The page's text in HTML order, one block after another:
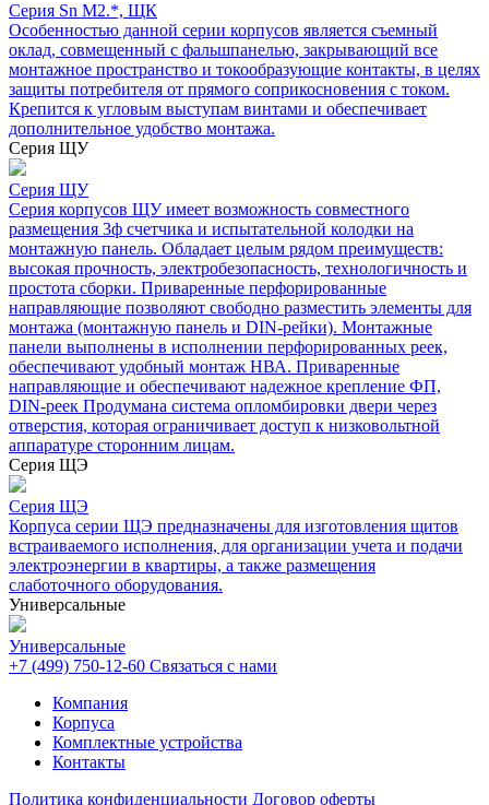
Серия Sn М2.*, ЩК
Особенностью данной серии корпусов является съемный
оклад, совмещенный с фальшпанелью, закрывающий все
монтажное пространство и токообразующие контакты, в целях
защиты потребителя от прямого соприкосновения с током.
Крепится к угловым выступам винтами и обеспечивает
дополнительное удобство монтажа.
Серия ЩУ
Серия ЩУ
Серия корпусов ЩУ имеет возможность совместного
размещения 3ф счетчика и испытательной колодки на
монтажную панель. Обладает целым рядом преимуществ:
высокая прочность, электробезопасность, технологичность и
простота сборки. Приваренные перфорированные
направляющие позволяют свободно разместить элементы для
монтажа (монтажную панель и DIN-рейки). Монтажные
панели выполнены в исполнении перфорированных реек,
обеспечивают удобный монтаж НВА. Приваренные
направляющие и обеспечивают надежное крепление ФП,
DIN-реек Продумана система опломбировки двери через
отверстия, которая ограничивает доступ к низковольтной
аппаратуре сторонним лицам.
Серия ЩЭ
Серия ЩЭ
Корпуса серии ЩЭ предназначены для изготовления щитов
встраиваемого исполнения, для организации учета и подачи
электроэнергии в квартиры, а также размещения
слаботочного оборудования.
Универсальные
Универсальные
+7 (499) 750-12-60 Связаться с нами
Компания
Корпуса
Комплектные устройства
Контакты
Политика конфиденциальности Договор оферты